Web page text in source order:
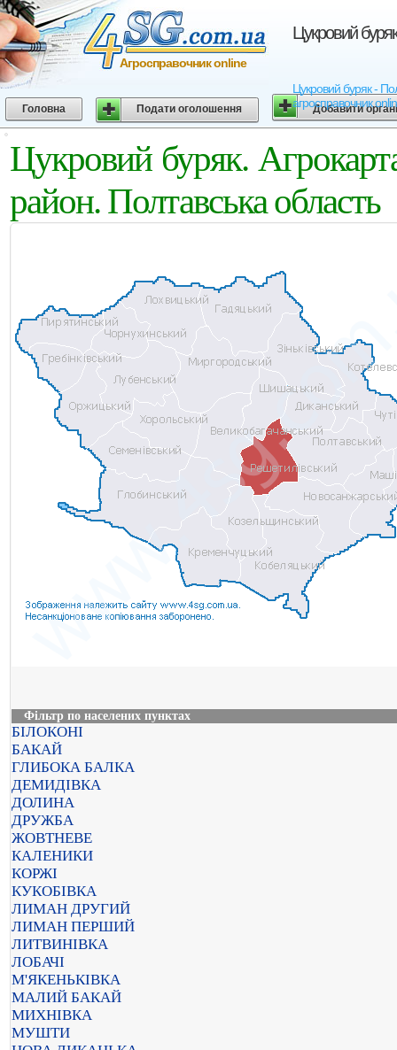
Цукровий
Цукровий буряк -
агросправочник
Агросправочник online
Головна Подати оголошення Добавити
Цукровий буряк.
район. Полтавська область
Фільтр по населених пунктах
БІЛОКОНІ
БАКАЙ
ГЛИБОКА БАЛКА
ДЕМИДІВКА
ДОЛИНА
ДРУЖБА
ЖОВТНЕВЕ
КАЛЕНИКИ
КОРЖІ
КУКОБІВКА
ЛИМАН ДРУГИЙ
ЛИМАН ПЕРШИЙ
ЛИТВИНІВКА
ЛОБАЧІ
М'ЯКЕНЬКІВКА
МАЛИЙ БАКАЙ
МИХНІВКА
МУШТИ